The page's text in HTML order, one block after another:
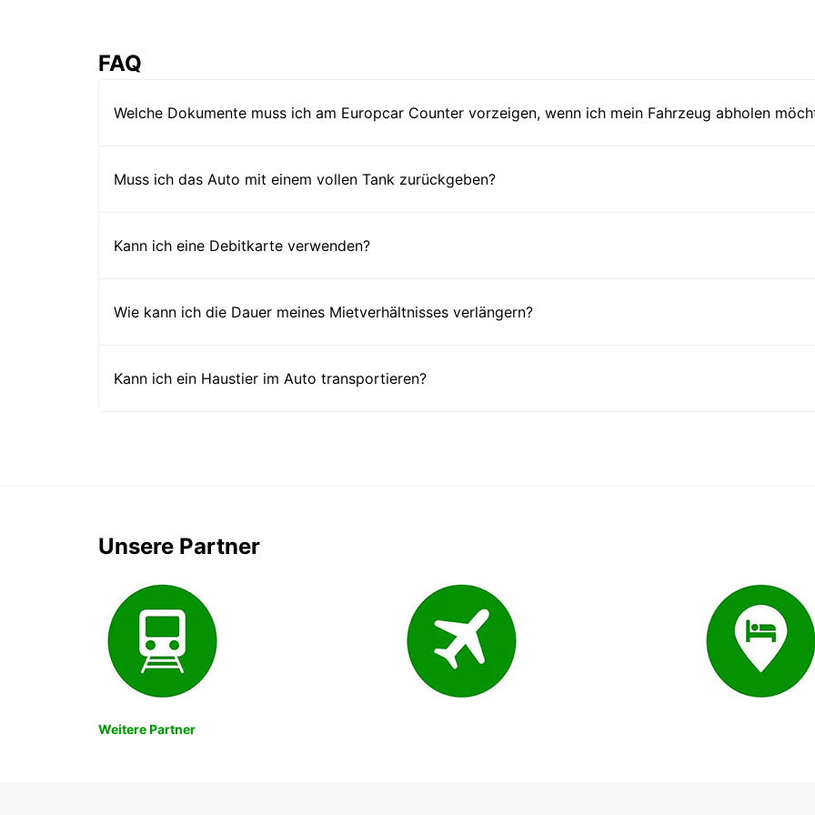
FAQ
Welche Dokumente muss ich am Europcar Counter vorzeigen, wenn ich mein Fahrzeug abholen
Muss ich das Auto mit einem vollen Tank zurückgeben?
Kann ich eine Debitkarte verwenden?
Wie kann ich die Dauer meines Mietverhältnisses verlängern?
Kann ich ein Haustier im Auto transportieren?
Unsere Partner
Weitere Partner